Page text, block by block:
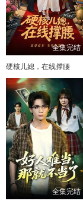
全集完结
硬核儿媳，在线撑腰
全集完结